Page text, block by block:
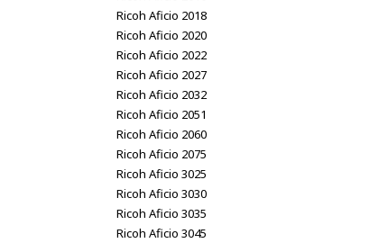
Ricoh Aficio 2018
Ricoh Aficio 2020
Ricoh Aficio 2022
Ricoh Aficio 2027
Ricoh Aficio 2032
Ricoh Aficio 2051
Ricoh Aficio 2060
Ricoh Aficio 2075
Ricoh Aficio 3025
Ricoh Aficio 3030
Ricoh Aficio 3035
Ricoh Aficio 3045